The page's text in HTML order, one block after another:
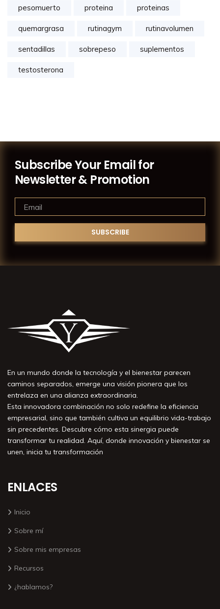
pesomuerto proteina proteinas
quemargrasa rutinagym rutinavolumen
sentadillas sobrepeso suplementos
testosterona
Subscribe Your Email for
Newsletter & Promotion
En un mundo donde la tecnología y el bienestar parecen
caminos separados, emerge una visión pionera que los
entrelaza en una alianza extraordinaria.
Esta innovadora combinación no solo redefine la eficiencia
empresarial, sino que también cultiva un equilibrio vida-trabajo
sin precedentes. Descubre cómo esta sinergia puede
transformar tu realidad. Aquí, donde innovación y bienestar se
unen, inicia tu transformación
ENLACES
Inicio
Sobre mí
Sobre mis empresas
Recursos
¿hablamos?